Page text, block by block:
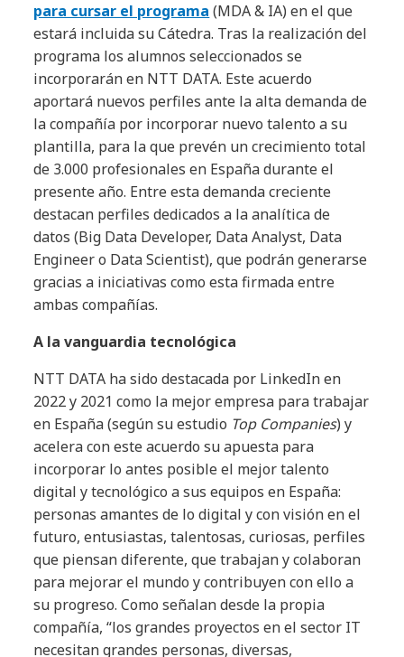
para cursar el programa (MDA & IA) en el que
estará incluida su Cátedra. Tras la realización del
programa los alumnos seleccionados se
incorporarán en NTT DATA. Este acuerdo
aportará nuevos perfiles ante la alta demanda de
la compañía por incorporar nuevo talento a su
plantilla, para la que prevén un crecimiento total
de 3.000 profesionales en España durante el
presente año. Entre esta demanda creciente
destacan perfiles dedicados a la analítica de
datos (Big Data Developer, Data Analyst, Data
Engineer o Data Scientist), que podrán generarse
gracias a iniciativas como esta firmada entre
ambas compañías.
A la vanguardia tecnológica
NTT DATA ha sido destacada por LinkedIn en
2022 y 2021 como la mejor empresa para trabajar
en España (según su estudio Top Companies) y
acelera con este acuerdo su apuesta para
incorporar lo antes posible el mejor talento
digital y tecnológico a sus equipos en España:
personas amantes de lo digital y con visión en el
futuro, entusiastas, talentosas, curiosas, perfiles
que piensan diferente, que trabajan y colaboran
para mejorar el mundo y contribuyen con ello a
su progreso. Como señalan desde la propia
compañía, “los grandes proyectos en el sector IT
necesitan grandes personas, diversas,